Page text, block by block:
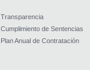
Transparencia
Cumplimiento de Sentencias
Plan Anual de Contratación